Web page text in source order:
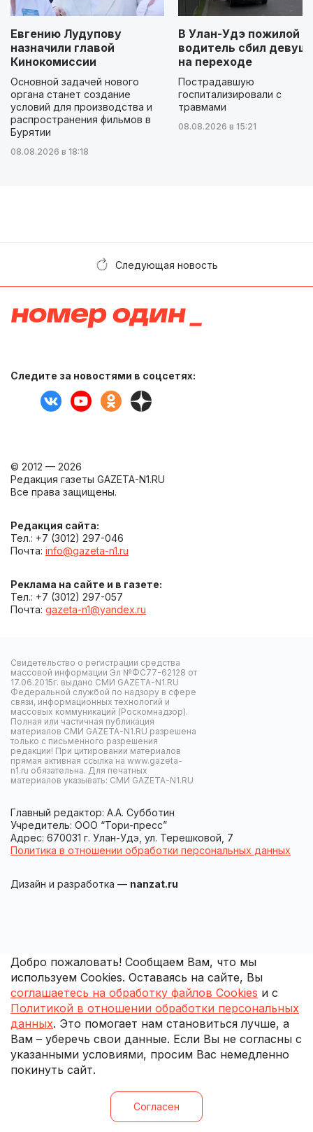
Евгению Лудупову
назначили главой
Кинокомиссии
Основной задачей нового
органа станет создание
условий для производства и
распространения фильмов в
Бурятии
08.08.2026 в 18:18
В Улан-Удэ пожилой
водитель сбил
на переходе
Пострадавшую
госпитализировали с
травмами
08.08.2026 в 15:21
Следующая новость
Следите за новостями в соцсетях:
© 2012 — 2026
Редакция газеты GAZETA-N1.RU
Все права защищены.
Редакция сайта:
Тел.: +7 (3012) 297-046
Почта: info@gazeta-n1.ru
Реклама на сайте и в газете:
Тел.: +7 (3012) 297-057
Почта: gazeta-n1@yandex.ru
Свидетельство о регистрации средства
массовой информации Эл №ФС77-62128 от
17.06.2015г. выдано СМИ GAZETA-N1.RU
Федеральной службой по надзору в сфере
связи, информационных технологий и
массовых коммуникаций (Роскомнадзор).
Полная или частичная публикация
материалов СМИ GAZETA-N1.RU разрешена
только с письменного разрешения
редакции! При цитировании материалов
прямая активная ссылка на www.gazeta-
n1.ru обязательна. Для печатных
материалов указывать: СМИ GAZETA-N1.RU
Главный редактор: А.А. Субботин
Учредитель: ООО “Тори-пресс”
Адрес: 670031 г. Улан-Удэ, ул. Терешковой, 7
Политика в отношении обработки персональных данных
Дизайн и разработка — nanzat.ru
Добро пожаловать! Сообщаем Вам, что мы
используем Cookies. Оставаясь на сайте, Вы
соглашаетесь на обработку файлов Cookies и с
Политикой в отношении обработки персональных
данных. Это помогает нам становиться лучше, а
Вам – уберечь свои данные. Если Вы не согласны с
указанными условиями, просим Вас немедленно
покинуть сайт.
Согласен